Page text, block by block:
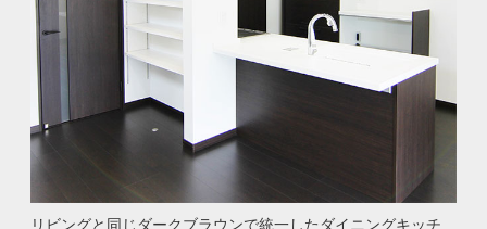
リビングと同じダークブラウンで統一したダイニングキッチ